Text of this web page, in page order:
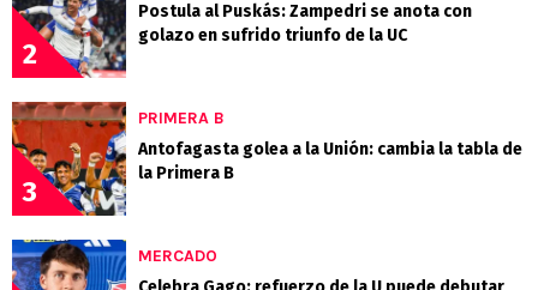
2
Postula al Puskás: Zampedri se anota con
golazo en sufrido triunfo de la UC
3
PRIMERA B
Antofagasta golea a la Unión: cambia la tabla de
la Primera B
MERCADO